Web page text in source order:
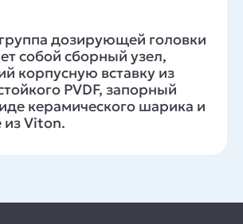
дозирующей головки
собой сборный узел,
корпусную вставку из
PVDF, запорный
керамического шарика и
из Viton.